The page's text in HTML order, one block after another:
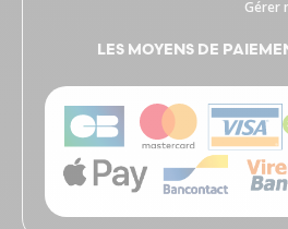
Gérer
LES MOYENS DE